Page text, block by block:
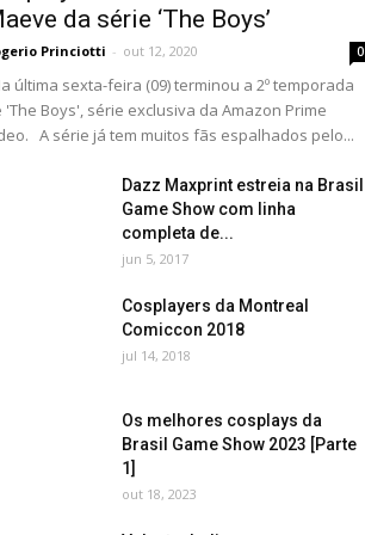
da série ‘The Boys’
Princiotti - out 12, 2020 0
última sexta-feira (09) terminou a 2º temporada
'The Boys', série exclusiva da Amazon Prime
A série já tem muitos fãs espalhados pelo...
Dazz Maxprint estreia na Brasil
Game Show com linha
completa de...
jun 5, 2017
Cosplayers da Montreal
Comiccon 2018
jul 14, 2018
Os melhores cosplays da
Brasil Game Show 2023 [Parte
1]
out 18, 2023